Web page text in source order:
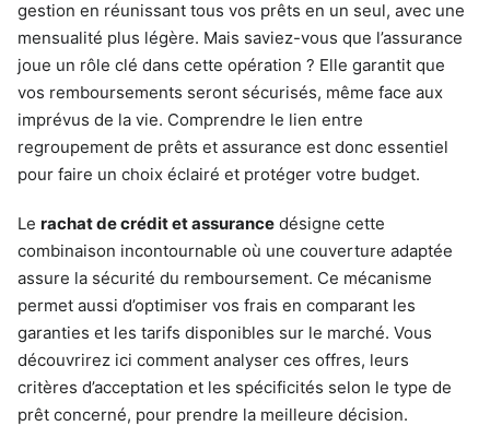
gestion en réunissant tous vos prêts en un seul, avec une
mensualité plus légère. Mais saviez-vous que l’assurance
joue un rôle clé dans cette opération ? Elle garantit que
vos remboursements seront sécurisés, même face aux
imprévus de la vie. Comprendre le lien entre
regroupement de prêts et assurance est donc essentiel
pour faire un choix éclairé et protéger votre budget.
Le rachat de crédit et assurance désigne cette
combinaison incontournable où une couverture adaptée
assure la sécurité du remboursement. Ce mécanisme
permet aussi d’optimiser vos frais en comparant les
garanties et les tarifs disponibles sur le marché. Vous
découvrirez ici comment analyser ces offres, leurs
critères d’acceptation et les spécificités selon le type de
prêt concerné, pour prendre la meilleure décision.